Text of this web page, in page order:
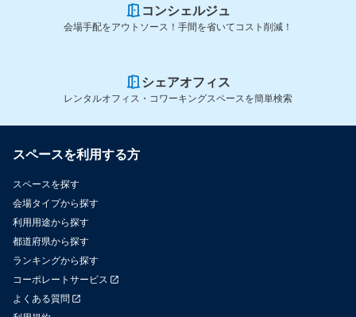
コンシェルジュ
会場手配をアウトソース！手間を省いてコスト削減！
シェアオフィス
レンタルオフィス・コワーキングスペースを簡単検索
スペースを利用する方
スペースを探す
会場タイプから探す
利用用途から探す
都道府県から探す
ランキングから探す
コーポレートサービス
よくある質問